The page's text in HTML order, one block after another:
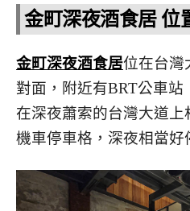
金町深夜酒食居 位
金町深夜酒食居位在台灣
對面，附近有BRT公車站
在深夜蕭索的台灣大道
機車停車格，深夜相當好